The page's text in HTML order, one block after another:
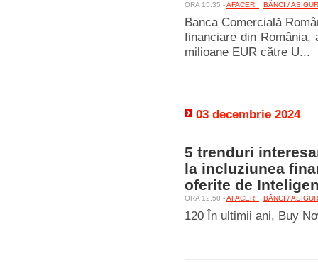
ORA 15.35 -AFACERI BĂNCI /
Banca Comercială
financiare din
milioane EUR către U...
03 decembrie 2024
5 trenduri
la incluziunea
oferite de
ORA 12.50 -AFACERI BĂNCI /
120 În ultimii ani, Buy